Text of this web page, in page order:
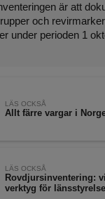
är att
och
under perioden 1
LÄS OCKSÅ
Allt färre vargar i
LÄS OCKSÅ
Rovdjursinventering:
verktyg för